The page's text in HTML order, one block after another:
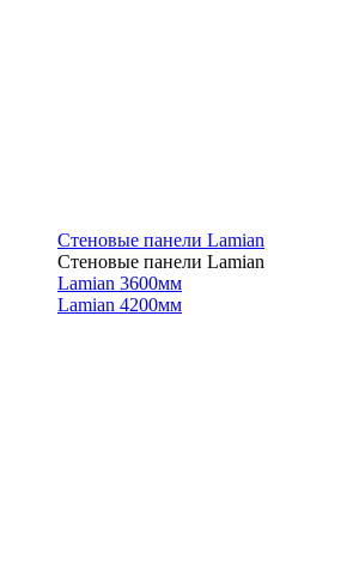
Стеновые панели Lamian
Стеновые панели Lamian
Lamian 3600мм
Lamian 4200мм